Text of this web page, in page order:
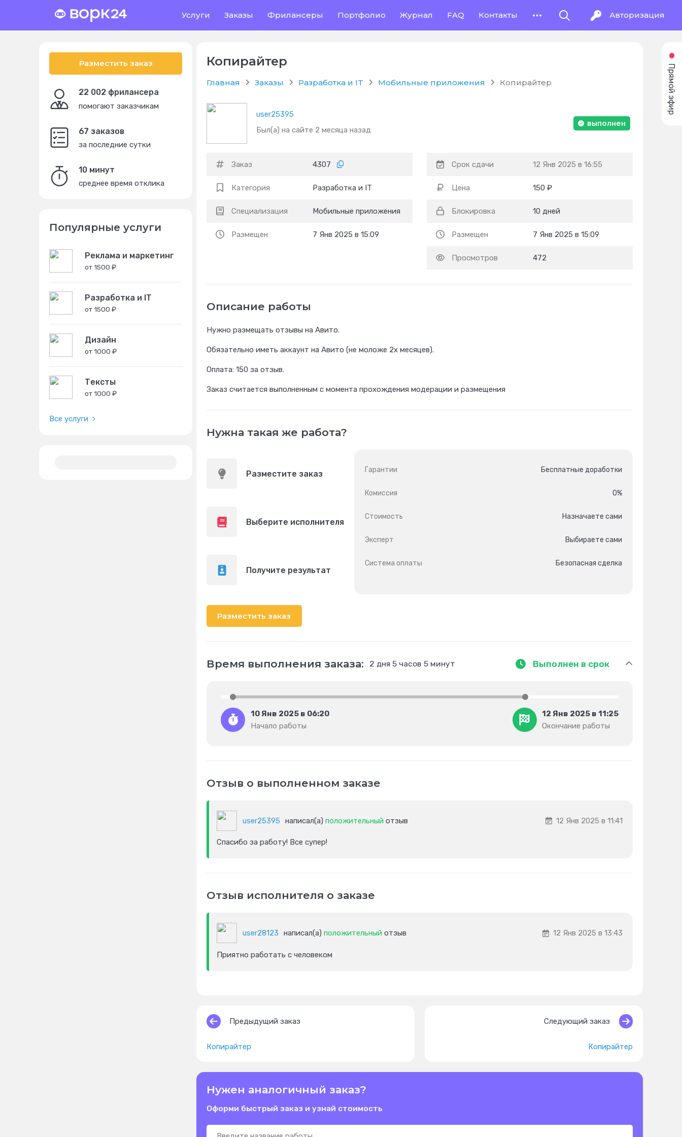
Услуги Заказы Фрилансеры Портфолио Журнал FAQ Контакты Авторизация
Разместить заказ
22 002 фрилансера
помогают заказчикам
67 заказов
за последние сутки
10 минут
среднее время отклика
Популярные услуги
Реклама и маркетинг
от 1500 ₽
Разработка и IT
от 1500 ₽
Дизайн
от 1000 ₽
Тексты
от 1000 ₽
Все услуги
Копирайтер
Главная Заказы Разработка и IT Мобильные приложения Копирайтер
user25395
Был(а) на сайте 2 месяца назад
выполнен
Заказ 4307
Категория Разработка и IT
Специализация Мобильные приложения
Размещен 7 Янв 2025 в 15:09
Срок сдачи 12 Янв 2025 в 16:55
Цена 150 ₽
Блокировка 10 дней
Размещен 7 Янв 2025 в 15:09
Просмотров 472
Описание работы
Нужно размещать отзывы на Авито.
Обязательно иметь аккаунт на Авито (не моложе 2х месяцев).
Оплата: 150 за отзыв.
Заказ считается выполненным с момента прохождения модерации и размещения
Нужна такая же работа?
Разместите заказ
Выберите исполнителя
Получите результат
Гарантии Бесплатные доработки
Комиссия 0%
Стоимость Назначаете сами
Эксперт Выбираете сами
Система оплаты Безопасная сделка
Разместить заказ
Время выполнения заказа: 2 дня 5 часов 5 минут Выполнен в срок
10 Янв 2025 в 06:20
Начало работы
12 Янв 2025 в 11:25
Окончание работы
Отзыв о выполненном заказе
user25395 написал(а) положительный отзыв 12 Янв 2025 в 11:41
Спасибо за работу! Все супер!
Отзыв исполнителя о заказе
user28123 написал(а) положительный отзыв 12 Янв 2025 в 13:43
Приятно работать с человеком
Предыдущий заказ
Копирайтер
Следующий заказ
Копирайтер
Нужен аналогичный заказ?
Оформи быстрый заказ и узнай стоимость
Прямой эфир